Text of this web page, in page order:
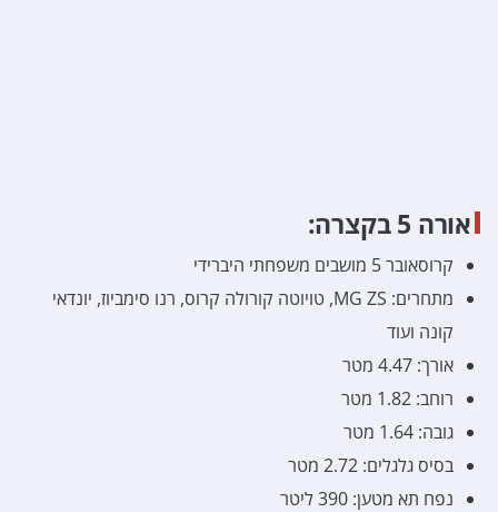
אורה 5 בקצרה:
קרוסאובר 5 מושבים משפחתי היברידי
מתחרים: MG ZS, טויוטה קורולה קרוס, רנו סימביוז, יונדאי
קונה ועוד
אורך: 4.47 מטר
רוחב: 1.82 מטר
גובה: 1.64 מטר
בסיס גלגלים: 2.72 מטר
נפח תא מטען: 390 ליטר